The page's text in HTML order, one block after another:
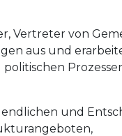
Vertreter von
aus und
und